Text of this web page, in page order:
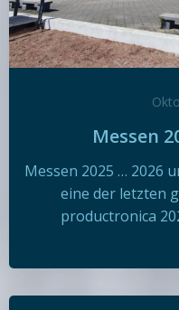
Messen
Messen 2025 … 2026
eine der letzten
productronica